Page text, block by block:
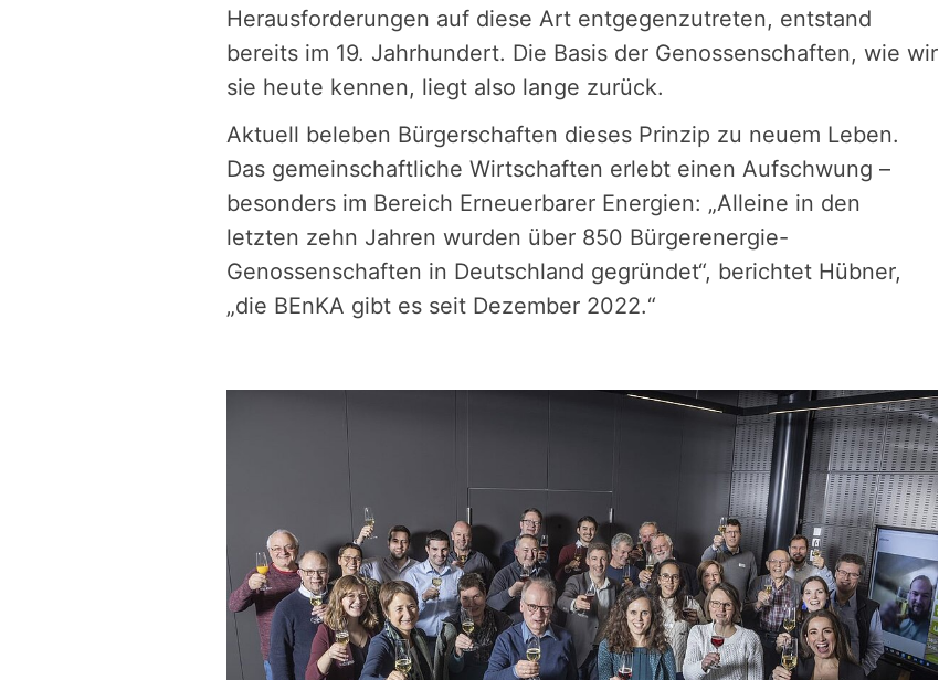
Herausforderungen auf diese Art entgegenzutreten, entstand
bereits im 19. Jahrhundert. Die Basis der Genossenschaften, wie wir
sie heute kennen, liegt also lange zurück.
Aktuell beleben Bürgerschaften dieses Prinzip zu neuem Leben.
Das gemeinschaftliche Wirtschaften erlebt einen Aufschwung –
besonders im Bereich Erneuerbarer Energien: „Alleine in den
letzten zehn Jahren wurden über 850 Bürgerenergie-
Genossenschaften in Deutschland gegründet“, berichtet Hübner,
„die BEnKA gibt es seit Dezember 2022.“